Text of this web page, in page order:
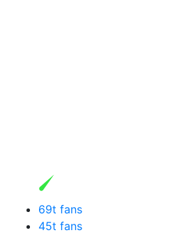
69t fans
45t fans